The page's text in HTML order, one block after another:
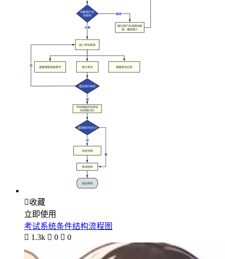
收藏
立即使用
考试系统条件结构流程图
 1.3k  0  0